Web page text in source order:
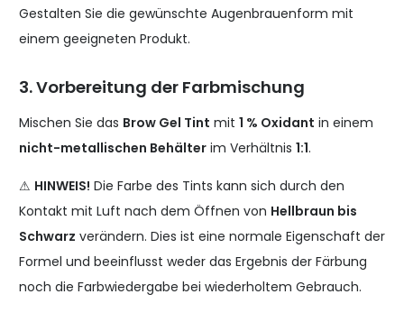
Gestalten Sie die gewünschte Augenbrauenform mit
einem geeigneten Produkt.
3. Vorbereitung der Farbmischung
Mischen Sie das Brow Gel Tint mit 1 % Oxidant in einem
nicht-metallischen Behälter im Verhältnis 1:1.
⚠ HINWEIS! Die Farbe des Tints kann sich durch den
Kontakt mit Luft nach dem Öffnen von Hellbraun bis
Schwarz verändern. Dies ist eine normale Eigenschaft der
Formel und beeinflusst weder das Ergebnis der Färbung
noch die Farbwiedergabe bei wiederholtem Gebrauch.